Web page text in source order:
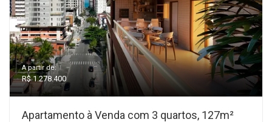
A partir de:
R$ 1.278.400
Apartamento à Venda com 3 quartos, 127m²